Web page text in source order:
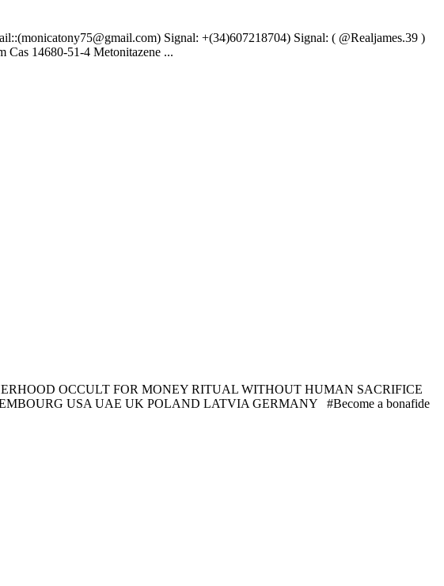
Signal: +(34)607218704) Signal: ( @Realjames.39 )
Cas 14680-51-4 Metonitazene ...
OCCULT FOR MONEY RITUAL WITHOUT HUMAN SACRIFICE
USA UAE UK POLAND LATVIA GERMANY ‎ ‎ ‎#Become a bonafide